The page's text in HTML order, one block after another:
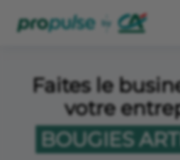
Faites le
votre
BOUGIES